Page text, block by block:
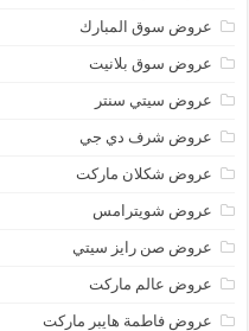
عروض سوق المبارك
عروض سوق بلانيت
عروض سيتي سنتر
عروض شرف دي جي
عروض شكلان ماركت
عروض شويترامس
عروض صن رايز سيتي
عروض عالم ماركت
عروض فاطمة هايبر ماركت